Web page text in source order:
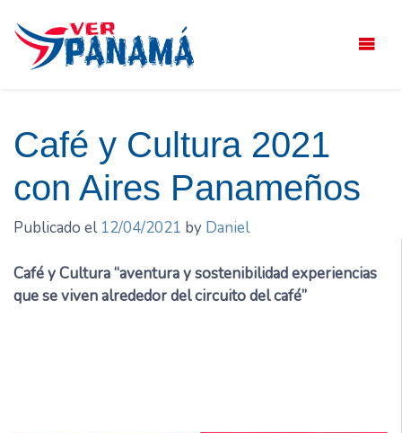
contenido
Café y Cultura 2021
con Aires Panameños
Publicado el 12/04/2021 by Daniel
Café y Cultura “aventura y sostenibilidad experiencias
que se viven alrededor del circuito del café”